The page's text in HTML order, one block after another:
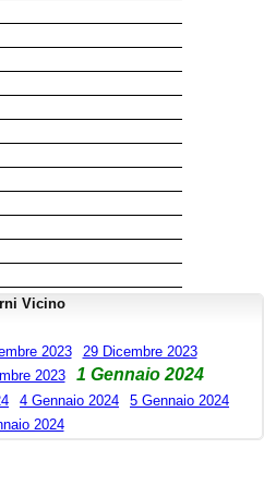
Vicino
2023
29 Dicembre 2023
2023 1 Gennaio 2024
4 Gennaio 2024
5 Gennaio 2024
2024